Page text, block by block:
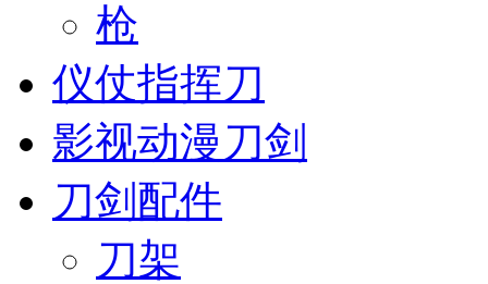
枪
仪仗指挥刀
影视动漫刀剑
刀剑配件
刀架